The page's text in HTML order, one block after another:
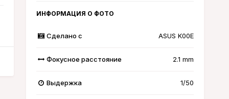
ИНФОРМАЦИЯ О ФОТО
Сделано с ASUS K00E
Фокусное расстояние 2.1 mm
Выдержка 1/50